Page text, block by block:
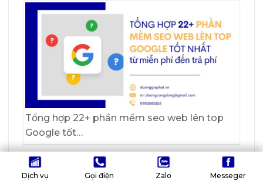
Tổng hợp 22+ phần mềm seo web lên top
Google tốt…
Dịch vụ Gọi điện Zalo Messeger